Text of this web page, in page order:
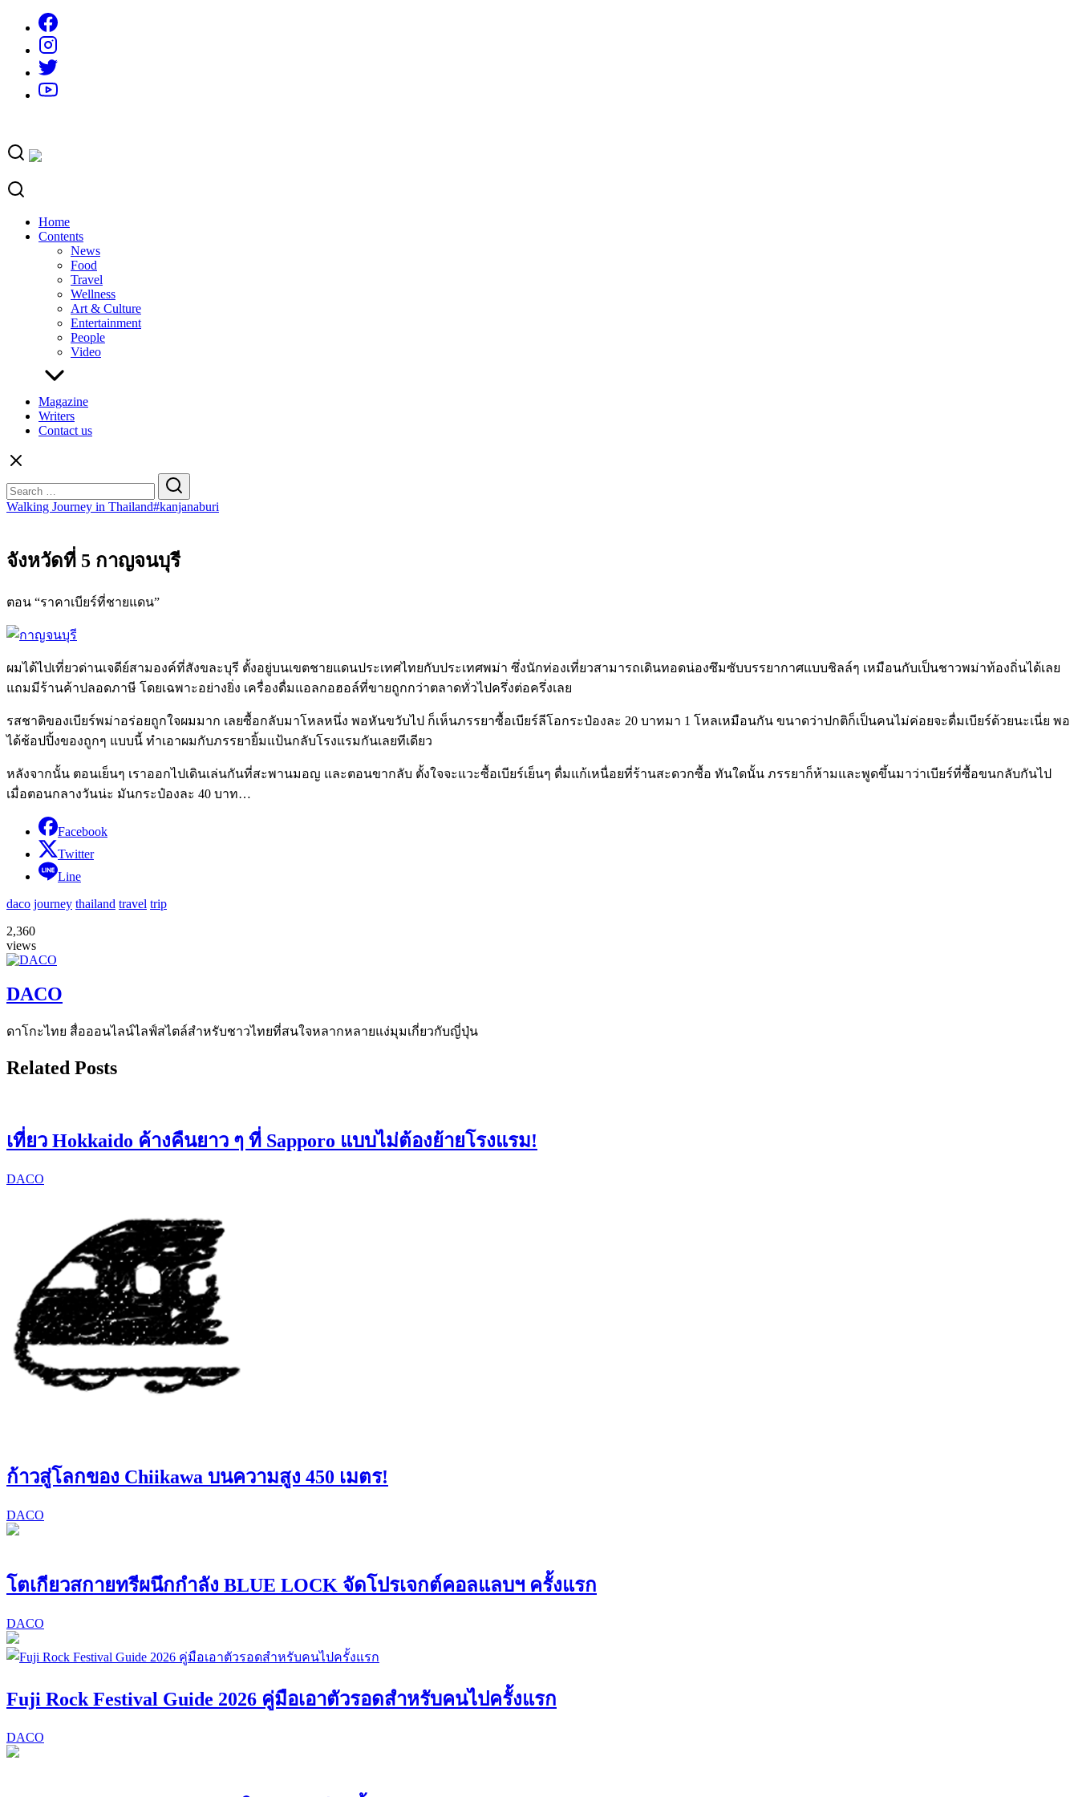
content
Home
Contents
News
Food
Travel
Wellness
Art & Culture
Entertainment
People
Video
Magazine
Writers
Contact us
for:
Walking Journey in Thailand#kanjanaburi
จังหวัดที่ 5 กาญจนบุรี
ตอน “ราคาเบียร์ที่ชายแดน”
ผมได้ไปเที่ยวด่านเจดีย์สามองค์ที่สังขละบุรี ตั้งอยู่บนเขตชายแดนประเทศไทยกับประเทศพม่า ซึ่งนักท่องเที่ยวสามารถเดินทอดน่องซึมซับบรรยากาศแบบชิลล์ๆ เหมือนกับเป็นชาวพม่าท้องถิ่นได้เลย
แถมมีร้านค้าปลอดภาษี โดยเฉพาะอย่างยิ่ง เครื่องดื่มแอลกอฮอล์ที่ขายถูกกว่าตลาดทั่วไปครึ่งต่อครึ่งเลย
รสชาติของเบียร์พม่าอร่อยถูกใจผมมาก เลยซื้อกลับมาโหลหนึ่ง พอหันขวับไป ก็เห็นภรรยาซื้อเบียร์ลีโอกระป๋องละ 20 บาทมา 1 โหลเหมือนกัน ขนาดว่าปกติก็เป็นคนไม่ค่อยจะดื่มเบียร์ด้วยนะเนี่ย พอ
ได้ช้อปปิ้งของถูกๆ แบบนี้ ทำเอาผมกับภรรยายิ้มแป้นกลับโรงแรมกันเลยทีเดียว
หลังจากนั้น ตอนเย็นๆ เราออกไปเดินเล่นกันที่สะพานมอญ และตอนขากลับ ตั้งใจจะแวะซื้อเบียร์เย็นๆ ดื่มแก้เหนื่อยที่ร้านสะดวกซื้อ ทันใดนั้น ภรรยาก็ห้ามและพูดขึ้นมาว่าเบียร์ที่ซื้อขนกลับกันไป
เมื่อตอนกลางวันน่ะ มันกระป๋องละ 40 บาท…
Facebook
Twitter
Line
daco journey thailand travel trip
2,360
views
DACO
ดาโกะไทย สื่อออนไลน์ไลฟ์สไตล์สำหรับชาวไทยที่สนใจหลากหลายแง่มุมเกี่ยวกับญี่ปุ่น
Related Posts
เที่ยว Hokkaido ค้างคืนยาว ๆ ที่ Sapporo แบบไม่ต้องย้ายโรงแรม!
DACO
ก้าวสู่โลกของ Chiikawa บนความสูง 450 เมตร!
DACO
โตเกียวสกายทรีผนึกกำลัง BLUE LOCK จัดโปรเจกต์คอลแลบฯ ครั้งแรก
DACO
Fuji Rock Festival Guide 2026 คู่มือเอาตัวรอดสำหรับคนไปครั้งแรก
DACO